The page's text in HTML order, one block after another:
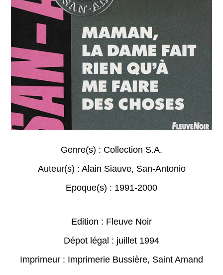
Genre(s) : Collection S.A.
Auteur(s) : Alain Siauve, San-Antonio
Epoque(s) : 1991-2000
Edition : Fleuve Noir
Dépot légal : juillet 1994
Imprimeur : Imprimerie Bussière, Saint Amand